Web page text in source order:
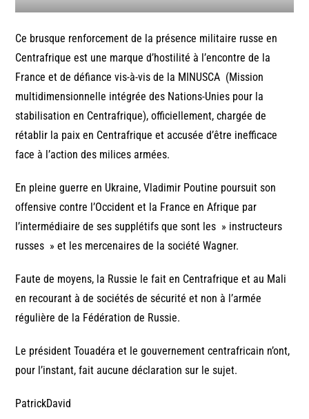
Ce brusque renforcement de la présence militaire russe en
Centrafrique est une marque d’hostilité à l’encontre de la
France et de défiance vis-à-vis de la MINUSCA (Mission
multidimensionnelle intégrée des Nations-Unies pour la
stabilisation en Centrafrique), officiellement, chargée de
rétablir la paix en Centrafrique et accusée d’être inefficace
face à l’action des milices armées.
En pleine guerre en Ukraine, Vladimir Poutine poursuit son
offensive contre l’Occident et la France en Afrique par
l’intermédiaire de ses supplétifs que sont les » instructeurs
russes » et les mercenaires de la société Wagner.
Faute de moyens, la Russie le fait en Centrafrique et au Mali
en recourant à de sociétés de sécurité et non à l’armée
régulière de la Fédération de Russie.
Le président Touadéra et le gouvernement centrafricain n’ont,
pour l’instant, fait aucune déclaration sur le sujet.
PatrickDavid